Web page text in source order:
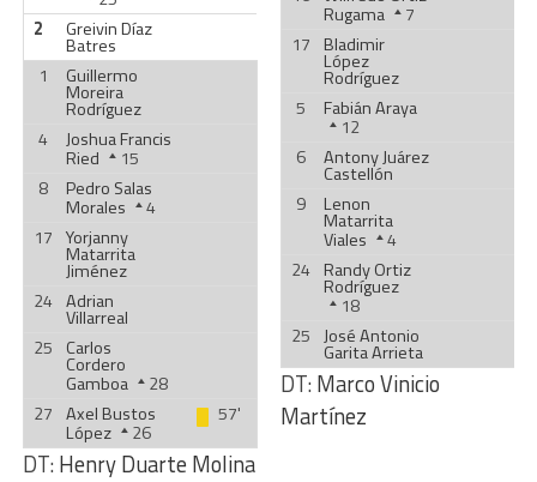
2
Greivin Díaz
Batres
1
Guillermo
Moreira
Rodríguez
4
Joshua Francis
Ried
15
8
Pedro Salas
Morales
4
17 Yorjanny
Matarrita
Jiménez
24 Adrian
Villarreal
25 Carlos
Cordero
Gamboa
28
27 Axel Bustos
López 26
57'
DT:Henry Duarte Molina
Rugama
7
17 Bladimir
López
Rodríguez
5
Fabián Araya
12
6
Antony Juárez
Castellón
9
Lenon
Matarrita
Viales
4
24 Randy Ortiz
Rodríguez
18
25 José Antonio
Garita Arrieta
DT:Marco Vinicio
Martínez